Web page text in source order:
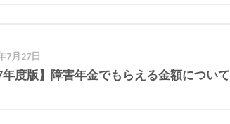
7月27日
年度版】障害年金でもらえる金額について